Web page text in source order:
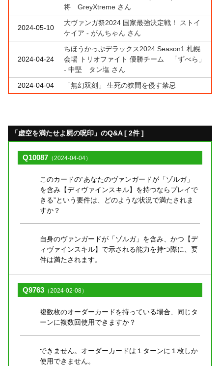
将 GreyXtreme さん
2024-05-10
大ヴァンガ祭2024 国家最強決定戦！ ストイ
ケイア - がんちゃん さん
2024-04-24
ちほうかっぷデラックス2024 Season1 札幌
会場 トリオファイト 優勝チーム 「ずべら」
- 中堅 タン塩 さん
2024-04-04
「無幻双刻」 生死の狭間を侵す禁忌
「虚空を満たせよ屍の呪印」のQ&A [ 2件 ]
Q10087 （2024-04-04）
このカードの“あなたのヴァンガードが「ゾルガ」
を含み【ディヴァインスキル】を持つならプレイで
きる”という要件は、どのような状況で満たされま
すか？
自身のヴァンガードが「ゾルガ」を含み、かつ【デ
ィヴァインスキル】で示される能力を持つ際に、要
件は満たされます。
Q9763 （2024-02-08）
複数枚のオーダーカードを持っている場合、同じタ
ーンに複数回使用できますか？
できません。オーダーカードは１ターンに１枚しか
使用できません。